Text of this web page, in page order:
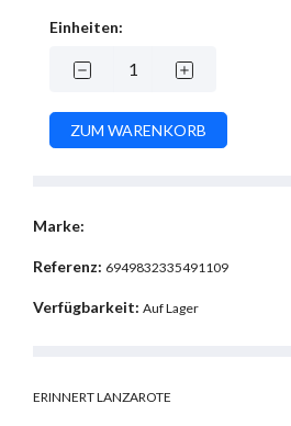
Einheiten:
Marke:
Referenz: 6949832335491109
Verfügbarkeit: Auf Lager
ERINNERT LANZAROTE